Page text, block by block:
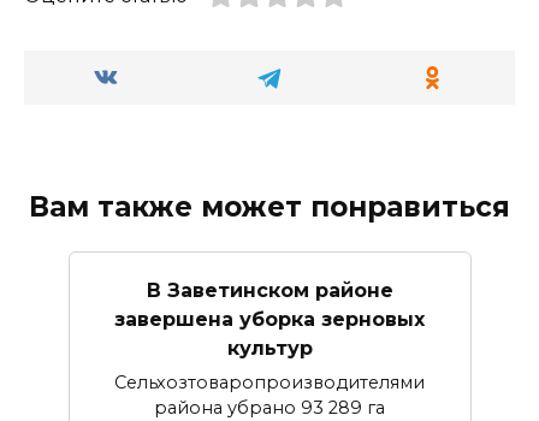
Вам также может понравиться
В Заветинском районе
завершена уборка зерновых
культур
Сельхозтоваропроизводителями
района убрано 93 289 га